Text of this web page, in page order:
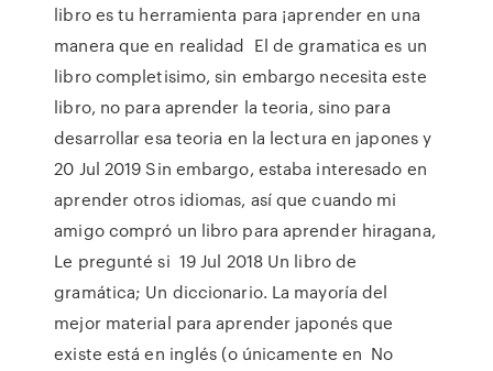
libro es tu herramienta para ¡aprender en una
manera que en realidad El de gramatica es un
libro completisimo, sin embargo necesita este
libro, no para aprender la teoria, sino para
desarrollar esa teoria en la lectura en japones y
20 Jul 2019 Sin embargo, estaba interesado en
aprender otros idiomas, así que cuando mi
amigo compró un libro para aprender hiragana,
Le pregunté si 19 Jul 2018 Un libro de
gramática; Un diccionario. La mayoría del
mejor material para aprender japonés que
existe está en inglés (o únicamente en No